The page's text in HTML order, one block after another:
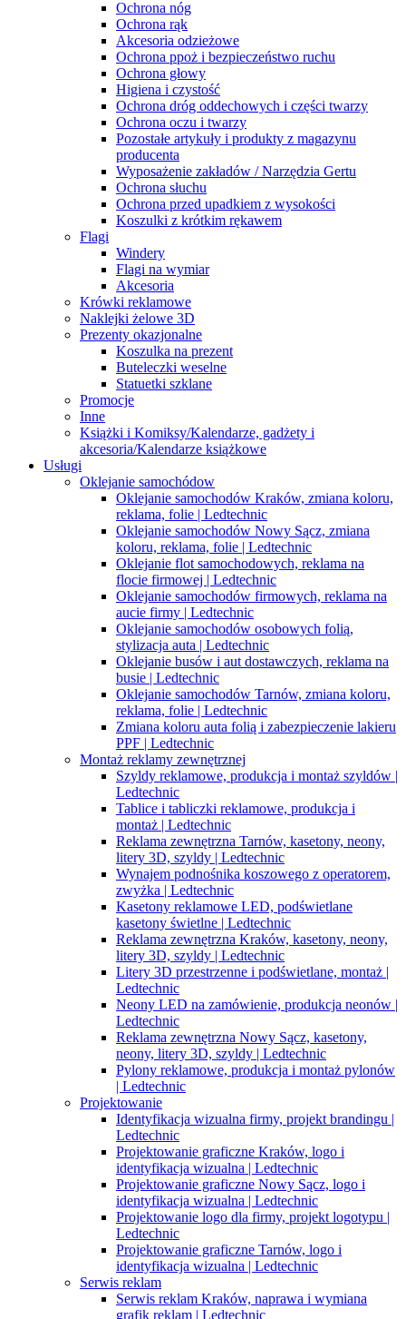
Ochrona nóg
Ochrona rąk
Akcesoria odzieżowe
Ochrona ppoż i bezpieczeństwo ruchu
Ochrona głowy
Higiena i czystość
Ochrona dróg oddechowych i części twarzy
Ochrona oczu i twarzy
Pozostałe artykuły i produkty z magazynu
producenta
Wyposażenie zakładów / Narzędzia Gertu
Ochrona słuchu
Ochrona przed upadkiem z wysokości
Koszulki z krótkim rękawem
Flagi
Windery
Flagi na wymiar
Akcesoria
Krówki reklamowe
Naklejki żelowe 3D
Prezenty okazjonalne
Koszulka na prezent
Buteleczki weselne
Statuetki szklane
Promocje
Inne
Książki i Komiksy/Kalendarze, gadżety i
akcesoria/Kalendarze książkowe
Usługi
Oklejanie samochódow
Oklejanie samochodów Kraków, zmiana koloru,
reklama, folie | Ledtechnic
Oklejanie samochodów Nowy Sącz, zmiana
koloru, reklama, folie | Ledtechnic
Oklejanie flot samochodowych, reklama na
flocie firmowej | Ledtechnic
Oklejanie samochodów firmowych, reklama na
aucie firmy | Ledtechnic
Oklejanie samochodów osobowych folią,
stylizacja auta | Ledtechnic
Oklejanie busów i aut dostawczych, reklama na
busie | Ledtechnic
Oklejanie samochodów Tarnów, zmiana koloru,
reklama, folie | Ledtechnic
Zmiana koloru auta folią i zabezpieczenie lakieru
PPF | Ledtechnic
Montaż reklamy zewnętrznej
Szyldy reklamowe, produkcja i montaż szyldów |
Ledtechnic
Tablice i tabliczki reklamowe, produkcja i
montaż | Ledtechnic
Reklama zewnętrzna Tarnów, kasetony, neony,
litery 3D, szyldy | Ledtechnic
Wynajem podnośnika koszowego z operatorem,
zwyżka | Ledtechnic
Kasetony reklamowe LED, podświetlane
kasetony świetlne | Ledtechnic
Reklama zewnętrzna Kraków, kasetony, neony,
litery 3D, szyldy | Ledtechnic
Litery 3D przestrzenne i podświetlane, montaż |
Ledtechnic
Neony LED na zamówienie, produkcja neonów |
Ledtechnic
Reklama zewnętrzna Nowy Sącz, kasetony,
neony, litery 3D, szyldy | Ledtechnic
Pylony reklamowe, produkcja i montaż pylonów
| Ledtechnic
Projektowanie
Identyfikacja wizualna firmy, projekt brandingu |
Ledtechnic
Projektowanie graficzne Kraków, logo i
identyfikacja wizualna | Ledtechnic
Projektowanie graficzne Nowy Sącz, logo i
identyfikacja wizualna | Ledtechnic
Projektowanie logo dla firmy, projekt logotypu |
Ledtechnic
Projektowanie graficzne Tarnów, logo i
identyfikacja wizualna | Ledtechnic
Serwis reklam
Serwis reklam Kraków, naprawa i wymiana
grafik reklam | Ledtechnic